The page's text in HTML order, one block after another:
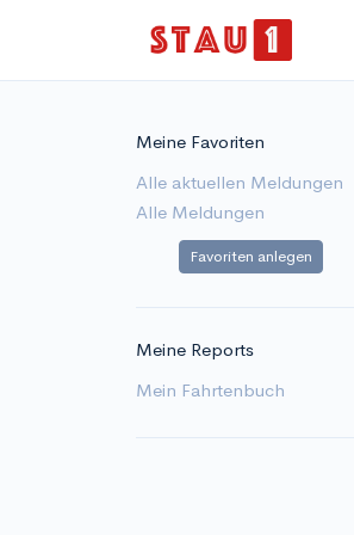
Meine Favoriten
Alle aktuellen Meldungen
Alle Meldungen
Favoriten anlegen
Meine Reports
Mein Fahrtenbuch